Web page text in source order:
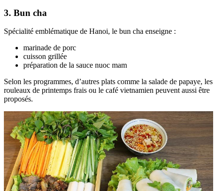
3. Bun cha
Spécialité emblématique de Hanoi, le bun cha enseigne :
marinade de porc
cuisson grillée
préparation de la sauce nuoc mam
Selon les programmes, d’autres plats comme la salade de papaye, les
rouleaux de printemps frais ou le café vietnamien peuvent aussi être
proposés.